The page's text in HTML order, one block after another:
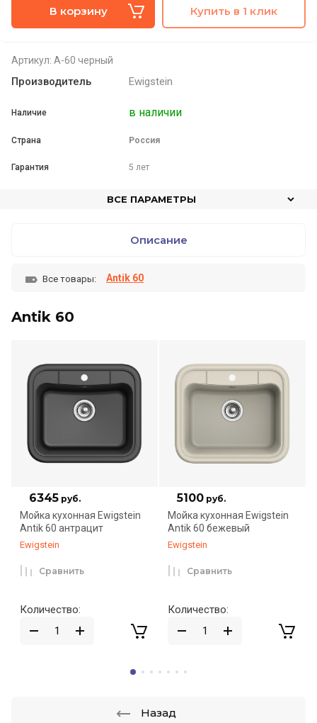
В корзину Купить в 1 клик
Артикул: A-60 черный
Производитель Ewigstein
Наличие в наличии
Страна Россия
Гарантия 5 лет
ВСЕ ПАРАМЕТРЫ
Описание
Все товары: Antik 60
Antik 60
6345 руб.
Мойка кухонная Ewigstein
Antik 60 антрацит
Ewigstein
Количество:
Сравнить
5100 руб.
Мойка кухонная Ewigstein
Antik 60 бежевый
Ewigstein
Количество:
Сравнить
Назад